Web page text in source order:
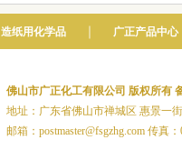
造纸用化学品 ｜ 广正产品中心
佛山市广正化工有限公司 版权所有
地址：广东省佛山市禅城区 惠景一
邮箱：postmaster@fsgzhg.com 传真